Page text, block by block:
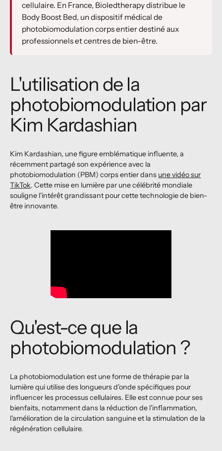
cellulaire. En France, Bioledtherapy distribue le
Body Boost Bed, un dispositif médical de
photobiomodulation corps entier destiné aux
professionnels et centres de bien-être.
L'utilisation de la
photobiomodulation par
Kim Kardashian
Kim Kardashian, une figure emblématique influente, a
récemment partagé son expérience avec la
photobiomodulation (PBM) corps entier dans une vidéo sur
TikTok. Cette mise en lumière par une célébrité mondiale
souligne l'intérêt grandissant pour cette technologie de bien-
être innovante.
Qu'est-ce que la
photobiomodulation ?
La photobiomodulation est une forme de thérapie par la
lumière qui utilise des longueurs d'onde spécifiques pour
influencer les processus cellulaires. Elle est connue pour ses
bienfaits, notamment dans la réduction de l'inflammation,
l'amélioration de la circulation sanguine et la stimulation de la
régénération cellulaire.